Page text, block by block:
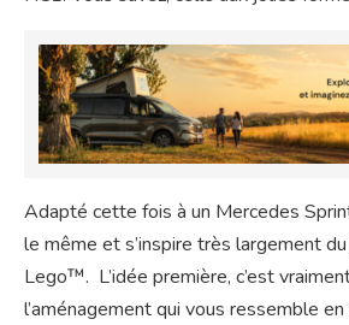
Adapté cette fois à un Mercedes
le même et s’inspire très largement
Lego™. L’idée première, c’est
l’aménagement qui vous ressemble